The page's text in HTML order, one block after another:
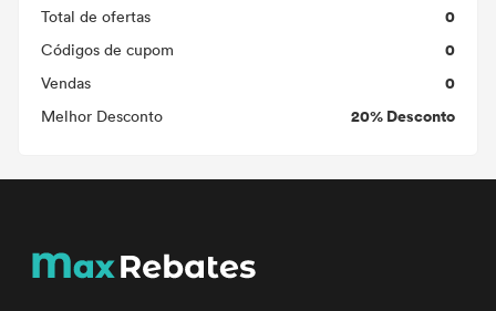
Total de ofertas 0
Códigos de cupom 0
Vendas 0
Melhor Desconto 20% Desconto